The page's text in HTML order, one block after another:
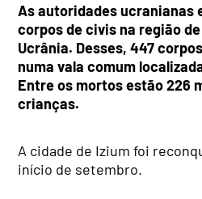
As autoridades ucranianas
corpos de civis na região
Ucrânia. Desses, 447
numa vala comum
Entre os mortos estão 226
crianças.
A cidade de Izium foi
início de setembro.